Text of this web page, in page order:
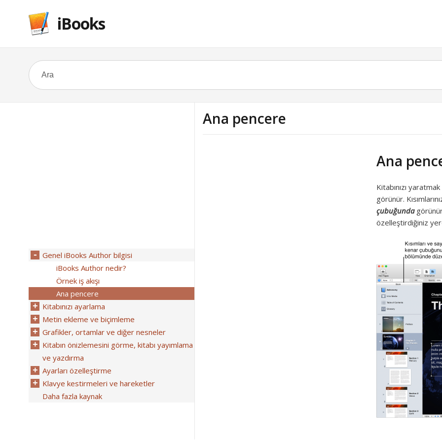
iBooks
Ana pencere
Ana
Kitabınızı
görünür.
çubuğunda
özelleştirdiğiniz
Genel iBooks Author bilgisi
iBooks Author nedir?
Örnek iş akışı
Ana pencere
Kitabınızı ayarlama
Metin ekleme ve biçimleme
Grafikler, ortamlar ve diğer nesneler
Kitabın önizlemesini görme, kitabı yayımlama
ve yazdırma
Ayarları özelleştirme
Klavye kestirmeleri ve hareketler
Daha fazla kaynak